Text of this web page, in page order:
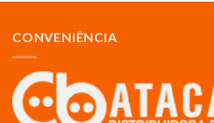
CONVENIÊNCIA